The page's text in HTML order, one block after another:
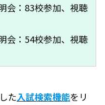
会：83校参加、視聴
会：54校参加、視聴
た入試検索機能をリ